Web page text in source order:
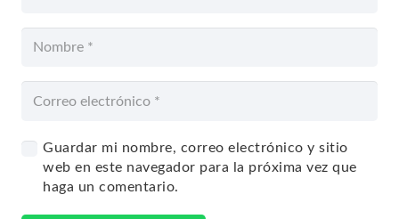
Guardar mi nombre, correo electrónico y sitio
web en este navegador para la próxima vez que
haga un comentario.